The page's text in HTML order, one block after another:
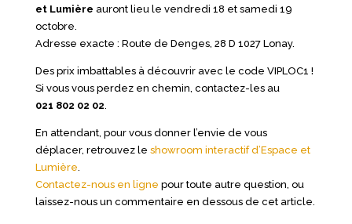
et Lumière auront lieu le vendredi 18 et samedi 19
octobre.
Adresse exacte : Route de Denges, 28 D 1027 Lonay.
Des prix imbattables à découvrir avec le code VIPLOC1 !
Si vous vous perdez en chemin, contactez-les au
021 802 02 02.
En attendant, pour vous donner l’envie de vous
déplacer, retrouvez le showroom interactif d’Espace et
Lumière.
Contactez-nous en ligne pour toute autre question, ou
laissez-nous un commentaire en dessous de cet article.